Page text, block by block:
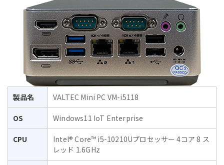
製品名 VALTEC Mini PC VM-i5118
OS Windows11 IoT Enterprise
CPU
Intel® Core™ i5-10210Uプロセッサー 4コア 8 ス
レッド 1.6GHz